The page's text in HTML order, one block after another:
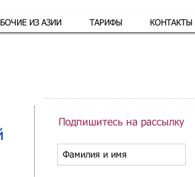
ИЗ АЗИИ ТАРИФЫ КОНТАКТЫ
Подпишитесь на рассылку